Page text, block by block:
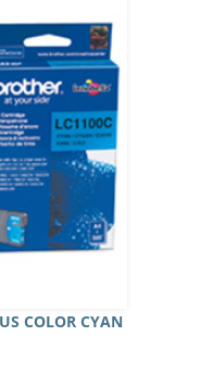
COLOR CYAN